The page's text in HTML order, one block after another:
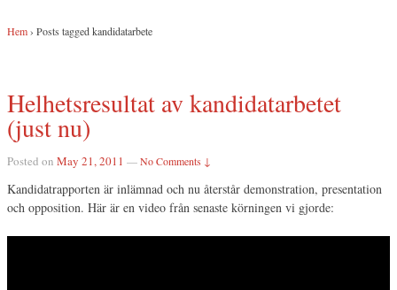
Hem› Posts tagged kandidatarbete
Helhetsresultat av kandidatarbetet
(just nu)
Posted on May 21, 2011 —No Comments ↓
Kandidatrapporten är inlämnad och nu återstår demonstration, presentation
och opposition. Här är en video från senaste körningen vi gjorde: